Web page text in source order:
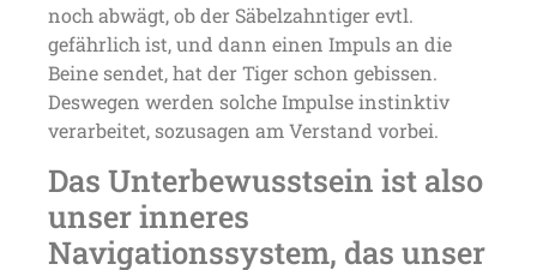
noch abwägt, ob der Säbelzahntiger evtl.
gefährlich ist, und dann einen Impuls an die
Beine sendet, hat der Tiger schon gebissen.
Deswegen werden solche Impulse instinktiv
verarbeitet, sozusagen am Verstand vorbei.
Das Unterbewusstsein ist also
unser inneres
Navigationssystem, das unser